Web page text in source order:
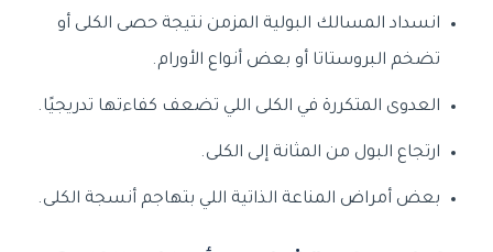
انسداد المسالك البولية المزمن نتيجة حصى الكلى أو
تضخم البروستاتا أو بعض أنواع الأورام.
العدوى المتكررة في الكلى اللي تضعف كفاءتها تدريجيًا.
ارتجاع البول من المثانة إلى الكلى.
بعض أمراض المناعة الذاتية اللي بتهاجم أنسجة الكلى.